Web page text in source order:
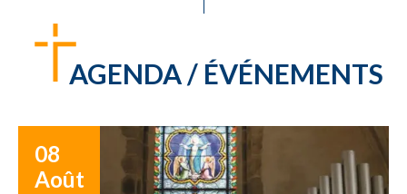
AGENDA / ÉVÉNEMENTS
08
Août